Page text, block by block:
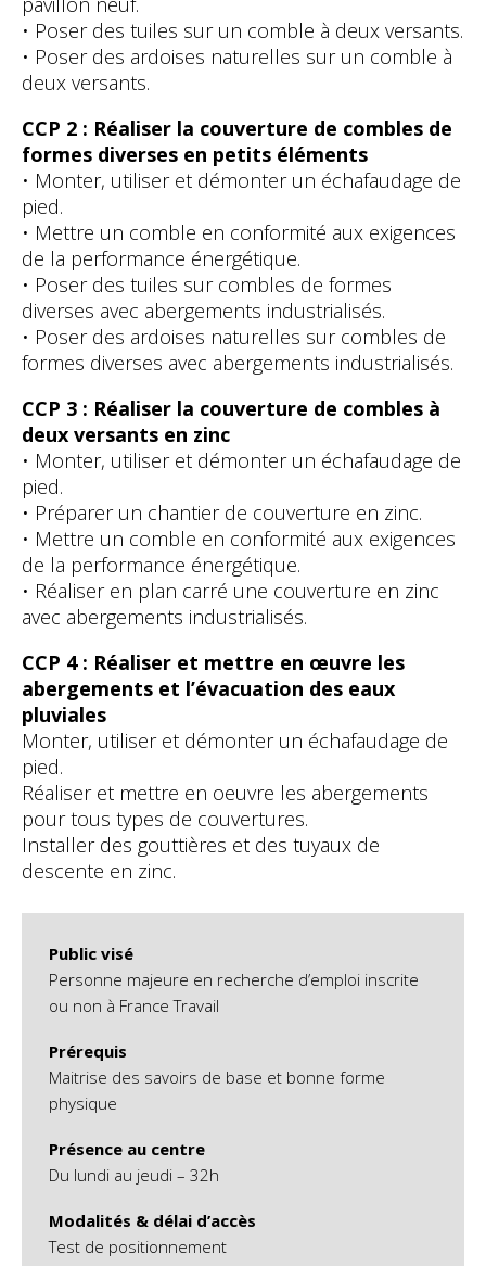
• Poser des tuiles sur un comble à deux versants.
• Poser des ardoises naturelles sur un comble à
deux versants.
CCP 2 : Réaliser la couverture de combles de
formes diverses en petits éléments
• Monter, utiliser et démonter un échafaudage de
pied.
• Mettre un comble en conformité aux exigences
de la performance énergétique.
• Poser des tuiles sur combles de formes
diverses avec abergements industrialisés.
• Poser des ardoises naturelles sur combles de
formes diverses avec abergements industrialisés.
CCP 3 : Réaliser la couverture de combles à
deux versants en zinc
• Monter, utiliser et démonter un échafaudage de
pied.
• Préparer un chantier de couverture en zinc.
• Mettre un comble en conformité aux exigences
de la performance énergétique.
• Réaliser en plan carré une couverture en zinc
avec abergements industrialisés.
CCP 4 : Réaliser et mettre en œuvre les
abergements et l’évacuation des eaux
pluviales
Monter, utiliser et démonter un échafaudage de
pied.
Réaliser et mettre en oeuvre les abergements
pour tous types de couvertures.
Installer des gouttières et des tuyaux de
descente en zinc.
Public visé
Personne majeure en recherche d’emploi inscrite
ou non à France Travail
Prérequis
Maitrise des savoirs de base et bonne forme
physique
Présence au centre
Du lundi au jeudi – 32h
Modalités & délai d’accès
Test de positionnement